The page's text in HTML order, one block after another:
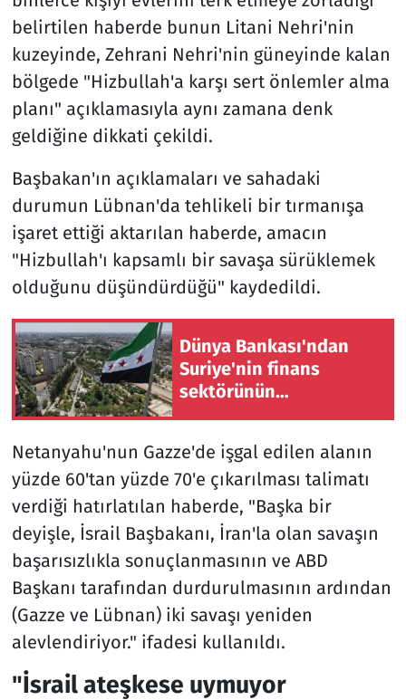
belirtilen haberde bunun Litani Nehri'nin
kuzeyinde, Zehrani Nehri'nin güneyinde kalan
bölgede "Hizbullah'a karşı sert önlemler alma
planı" açıklamasıyla aynı zamana denk
geldiğine dikkati çekildi.
Başbakan'ın açıklamaları ve sahadaki
durumun Lübnan'da tehlikeli bir tırmanışa
işaret ettiği aktarılan haberde, amacın
"Hizbullah'ı kapsamlı bir savaşa sürüklemek
olduğunu düşündürdüğü" kaydedildi.
Dünya Bankası'ndan
Suriye'nin finans
sektörünün
Netanyahu'nun Gazze'de işgal edilen alanın
yüzde 60'tan yüzde 70'e çıkarılması talimatı
verdiği hatırlatılan haberde, "Başka bir
deyişle, İsrail Başbakanı, İran'la olan savaşın
başarısızlıkla sonuçlanmasının ve ABD
Başkanı tarafından durdurulmasının ardından
(Gazze ve Lübnan) iki savaşı yeniden
alevlendiriyor." ifadesi kullanıldı.
"İsrail ateşkese uymuyor